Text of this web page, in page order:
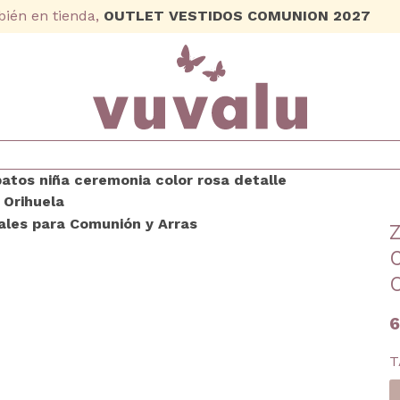
en tienda, OUTLET VESTIDOS COMUNION 2027